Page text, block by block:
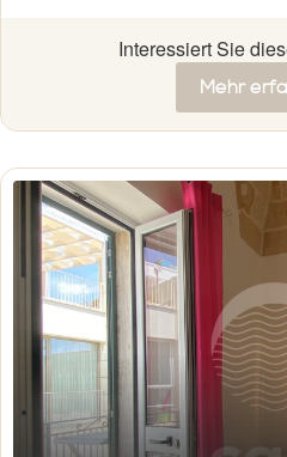
Interessiert Sie
Mehr